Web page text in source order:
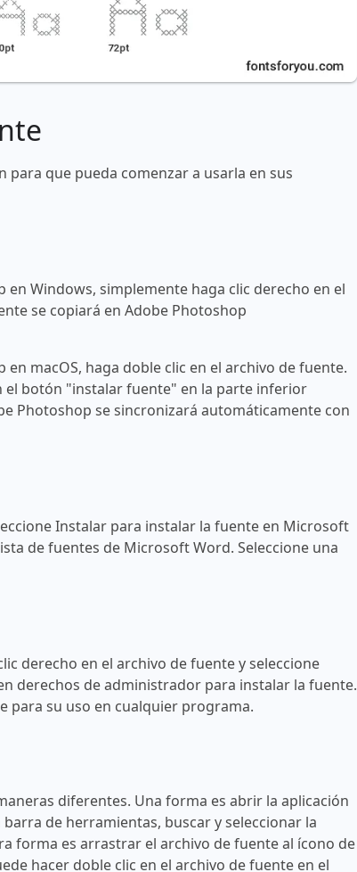
que pueda comenzar a usarla en sus
Windows, simplemente haga clic derecho en el
se copiará en Adobe Photoshop
macOS, haga doble clic en el archivo de fuente.
el botón "instalar fuente" en la parte inferior
Photoshop se sincronizará automáticamente con
Instalar para instalar la fuente en Microsoft
de fuentes de Microsoft Word. Seleccione una
derecho en el archivo de fuente y seleccione
derechos de administrador para instalar la fuente.
para su uso en cualquier programa.
diferentes. Una forma es abrir la aplicación
de herramientas, buscar y seleccionar la
forma es arrastrar el archivo de fuente al ícono de
hacer doble clic en el archivo de fuente en el